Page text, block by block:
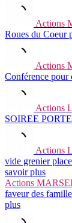
Actions
Roues du Coeur
Actions
Conférence pour
Actions
SOIREE
Actions
vide grenier
savoir plus
Actions
faveur des
plus